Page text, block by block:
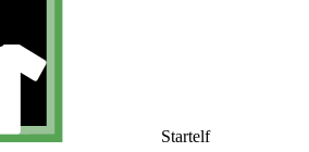
Startelf